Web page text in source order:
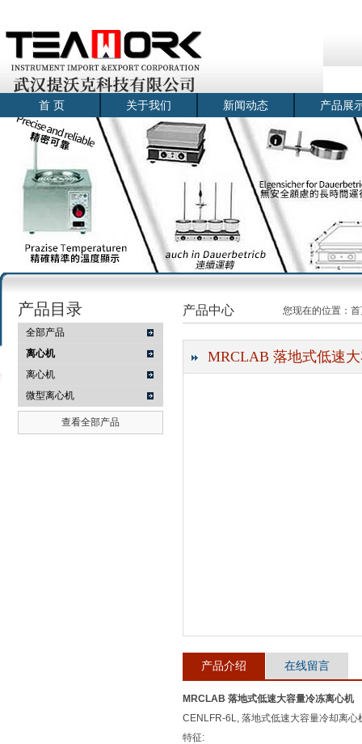
武汉提沃克科技有限公司
首 页 关于我们 新闻动态 产品展
产品目录
全部产品
离心机
离心机
微型离心机
查看全部产品
产品中心 您现在的位置：
MRCLAB 落地式低速
产品介绍 在线留言
MRCLAB 落地式低速大容量冷冻离心机
CENLFR-6L, 落地式低速大容量冷却离心
特征: